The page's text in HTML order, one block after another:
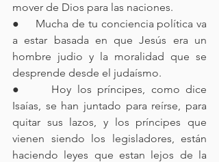
mover de Dios para las naciones.
●     Mucha de tu conciencia política va
a estar basada en que Jesús era un
hombre judio y la moralidad que se
desprende desde el judaísmo.
●     Hoy los príncipes, como dice
Isaías, se han juntado para reírse, para
quitar sus lazos, y los príncipes que
vienen siendo los legisladores, están
haciendo leyes que estan lejos de la